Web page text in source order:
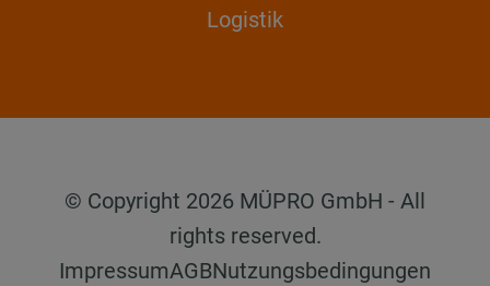
Logistik
© Copyright 2026 MÜPRO GmbH - All
rights reserved.
ImpressumAGBNutzungsbedingungen